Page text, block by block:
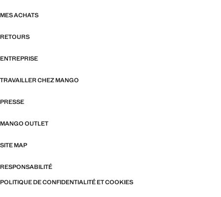
MES ACHATS
RETOURS
ENTREPRISE
TRAVAILLER CHEZ MANGO
PRESSE
MANGO OUTLET
SITE MAP
RESPONSABILITÉ
POLITIQUE DE CONFIDENTIALITÉ ET COOKIES